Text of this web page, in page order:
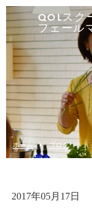
QOLスク
フェール
ホーム ブログ
2017年05月17日